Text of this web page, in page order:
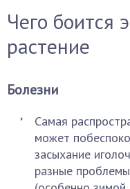
Чего боится
растение
Болезни
Самая
может
засыхание
разные